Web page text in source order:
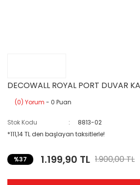
DECOWALL ROYAL PORT DUVAR
(0) Yorum - 0 Puan
Stok Kodu
8813-02
*111,14 TL den başlayan taksitlerle!
%37 1.199,90 TL 1.900,00 TL